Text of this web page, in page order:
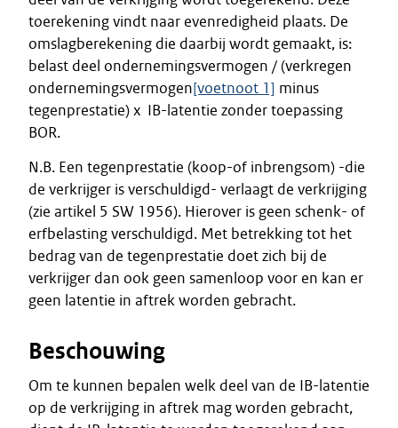
toerekening vindt naar evenredigheid plaats. De
omslagberekening die daarbij wordt gemaakt, is:
belast deel ondernemingsvermogen / (verkregen
ondernemingsvermogen[voetnoot 1] minus
tegenprestatie) x IB-latentie zonder toepassing
BOR.
N.B. Een tegenprestatie (koop-of inbrengsom) -die
de verkrijger is verschuldigd- verlaagt de verkrijging
(zie artikel 5 SW 1956). Hierover is geen schenk- of
erfbelasting verschuldigd. Met betrekking tot het
bedrag van de tegenprestatie doet zich bij de
verkrijger dan ook geen samenloop voor en kan er
geen latentie in aftrek worden gebracht.
Beschouwing
Om te kunnen bepalen welk deel van de IB-latentie
op de verkrijging in aftrek mag worden gebracht,